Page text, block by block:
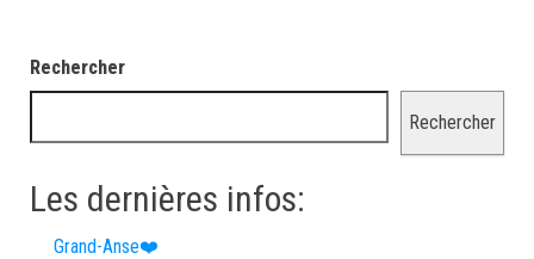
Rechercher
Rechercher
Les dernières infos:
Grand-Anse❤️